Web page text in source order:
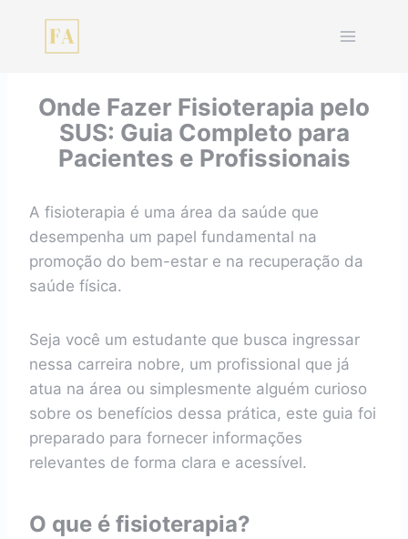
Onde Fazer Fisioterapia pelo
SUS: Guia Completo para
Pacientes e Profissionais
A fisioterapia é uma área da saúde que
desempenha um papel fundamental na
promoção do bem-estar e na recuperação da
saúde física.
Seja você um estudante que busca ingressar
nessa carreira nobre, um profissional que já
atua na área ou simplesmente alguém curioso
sobre os benefícios dessa prática, este guia foi
preparado para fornecer informações
relevantes de forma clara e acessível.
O que é fisioterapia?